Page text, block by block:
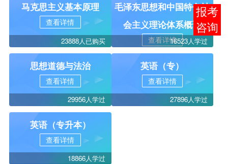
马克思主义基本原理
查看详情
23888人已购买
毛泽东思想和中国特色社
会主义理论体系概论
查看详情16523人学过
思想道德与法治
查看详情
29956人学过
英语（专）
查看详情
27896人学过
英语（专升本）
查看详情
18866人学过
在线
客服